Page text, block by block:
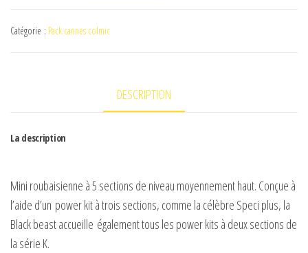
BLACK
Catégorie : Pack cannes colmic
DESCRIPTION
La description
Mini roubaisienne à 5 sections de niveau moyennement haut. Conçue à
l’aide d’un power kit à trois sections, comme la célèbre Speci plus, la
Black beast accueille également tous les power kits à deux sections de
la série K.